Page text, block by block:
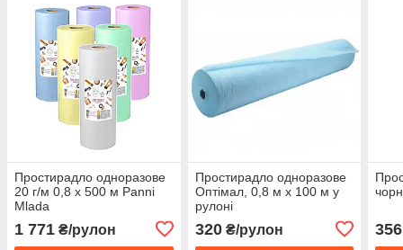
Простирадло одноразове
20 г/м 0,8 х 500 м Panni
Mlada
1 771 ₴/рулон
Простирадло одноразове
Оптімал, 0,8 м х 100 м у
рулоні
320₴/рулон 356